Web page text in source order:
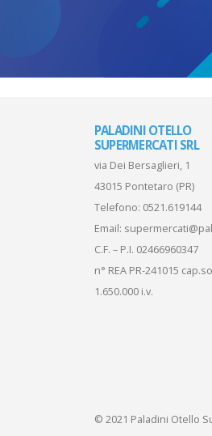
PALADINI OTELLO
SUPERMERCATI SRL
via Dei Bersaglieri, 1
43015 Pontetaro (PR)
Telefono: 0521.619144
Email:
C.F. – P.I. 02466960347
n° REA PR-241015
1.650.000 i.v.
© 2021 Paladini Otello